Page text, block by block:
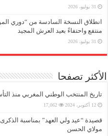
31 يوليو، 2026
انطلاق النسخة السادسة من “دوري
منتفع واحتفاءً بعيد العرش المجيد
31 يوليو، 2026
الأكثر تصفحا
تاريخ المنتخب الوطني المغربي منذ
12 أكتوبر، 2024 17,062
قصيدة “عيد ولي العهد” بمناسبة الذكرى
مولاي الحسن